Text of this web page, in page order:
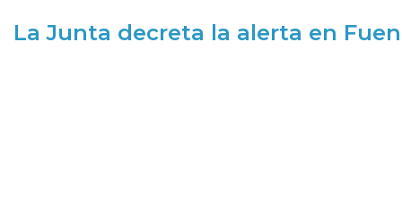
La Junta decreta la alerta en